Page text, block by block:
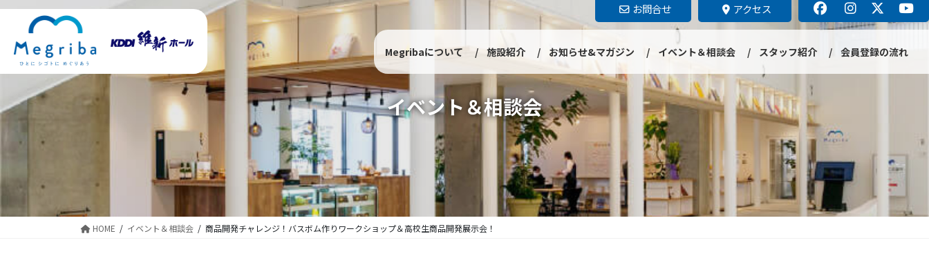
コ
ツ
移
ナ
シ
ン
お問合せ アクセス
Megribaについて 施設紹介 お知らせ&マガジン イベント＆相談会 スタッフ紹介 会員登録の流れ
イベント＆相談会
HOME イベント＆相談会 商品開発チャレンジ！バスボム作りワークショップ＆高校生商品開発展示会！